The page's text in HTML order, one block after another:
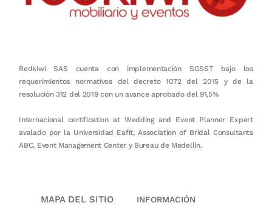
Redkiwi SAS cuenta con implementación SGSST bajo los
requerimientos normativos del decreto 1072 del 2015 y de la
resolución 312 del 2019 con un avance aprobado del 91,5%
Internacional certification at Wedding and Event Planner Expert
avalado por la Universidad Eafit, Association of Bridal Consultants
ABC, Event Management Center y Bureau de Medellín.
MAPA DEL SITIO INFORMACIÓN